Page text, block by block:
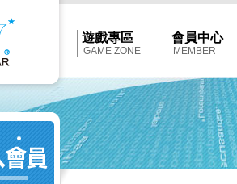
Softstar
遊戲專區
GAME ZONE
會員中心
MEMBER